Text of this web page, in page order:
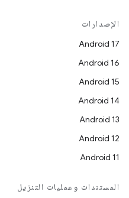
الإصدارات
Android 17
Android 16
Android 15
Android 14
Android 13
Android 12
Android 11
المستندات وعمليات التنزيل